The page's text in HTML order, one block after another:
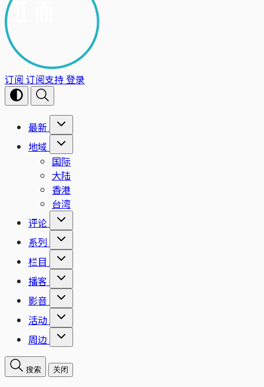
订阅 订阅支持登录
最新
地域
国际
大陆
香港
台湾
评论
系列
栏目
播客
影音
活动
周边
搜索 关闭